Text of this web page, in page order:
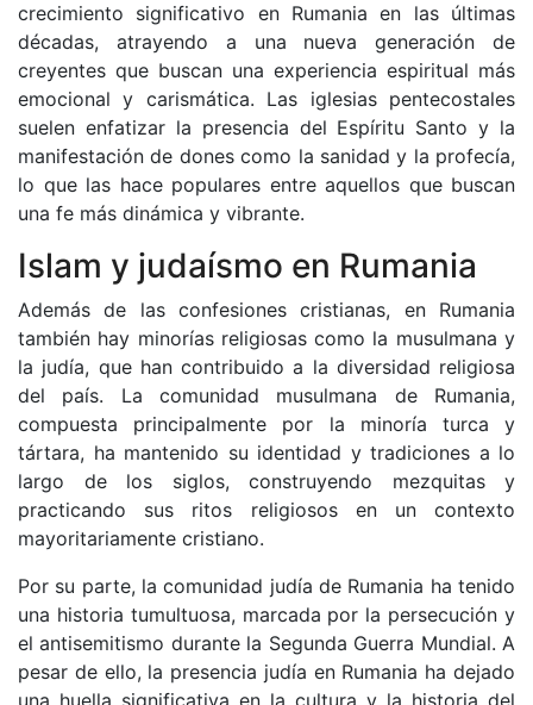
crecimiento significativo en Rumania en las últimas
décadas, atrayendo a una nueva generación de
creyentes que buscan una experiencia espiritual más
emocional y carismática. Las iglesias pentecostales
suelen enfatizar la presencia del Espíritu Santo y la
manifestación de dones como la sanidad y la profecía,
lo que las hace populares entre aquellos que buscan
una fe más dinámica y vibrante.
Islam y judaísmo en Rumania
Además de las confesiones cristianas, en Rumania
también hay minorías religiosas como la musulmana y
la judía, que han contribuido a la diversidad religiosa
del país. La comunidad musulmana de Rumania,
compuesta principalmente por la minoría turca y
tártara, ha mantenido su identidad y tradiciones a lo
largo de los siglos, construyendo mezquitas y
practicando sus ritos religiosos en un contexto
mayoritariamente cristiano.
Por su parte, la comunidad judía de Rumania ha tenido
una historia tumultuosa, marcada por la persecución y
el antisemitismo durante la Segunda Guerra Mundial. A
pesar de ello, la presencia judía en Rumania ha dejado